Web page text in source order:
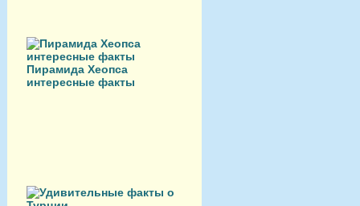
Пирамида Хеопса
интересные факты